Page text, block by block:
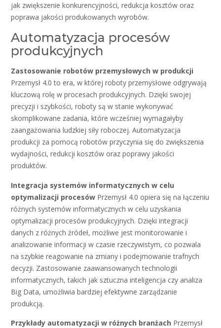
jak zwiększenie konkurencyjności, redukcja kosztów oraz
poprawa jakości produkowanych wyrobów.
Automatyzacja procesów
produkcyjnych
Zastosowanie robotów przemysłowych w produkcji
Przemysł 4.0 to era, w której roboty przemysłowe odgrywają
kluczową rolę w procesach produkcyjnych. Dzięki swojej
precyzji i szybkości, roboty są w stanie wykonywać
skomplikowane zadania, które wcześniej wymagałyby
zaangażowania ludzkiej siły roboczej. Automatyzacja
produkcji za pomocą robotów przyczynia się do zwiększenia
wydajności, redukcji kosztów oraz poprawy jakości
produktów.
Integracja systemów informatycznych w celu
optymalizacji procesów Przemysł 4.0 opiera się na łączeniu
różnych systemów informatycznych w celu uzyskania
optymalizacji procesów produkcyjnych. Dzięki integracji
danych z różnych źródeł, możliwe jest monitorowanie i
analizowanie informacji w czasie rzeczywistym, co pozwala
na szybkie reagowanie na zmiany i podejmowanie trafnych
decyzji. Zastosowanie zaawansowanych technologii
informatycznych, takich jak sztuczna inteligencja czy analiza
Big Data, umożliwia bardziej efektywne zarządzanie
produkcją.
Przykłady automatyzacji w różnych branżach Przemysł